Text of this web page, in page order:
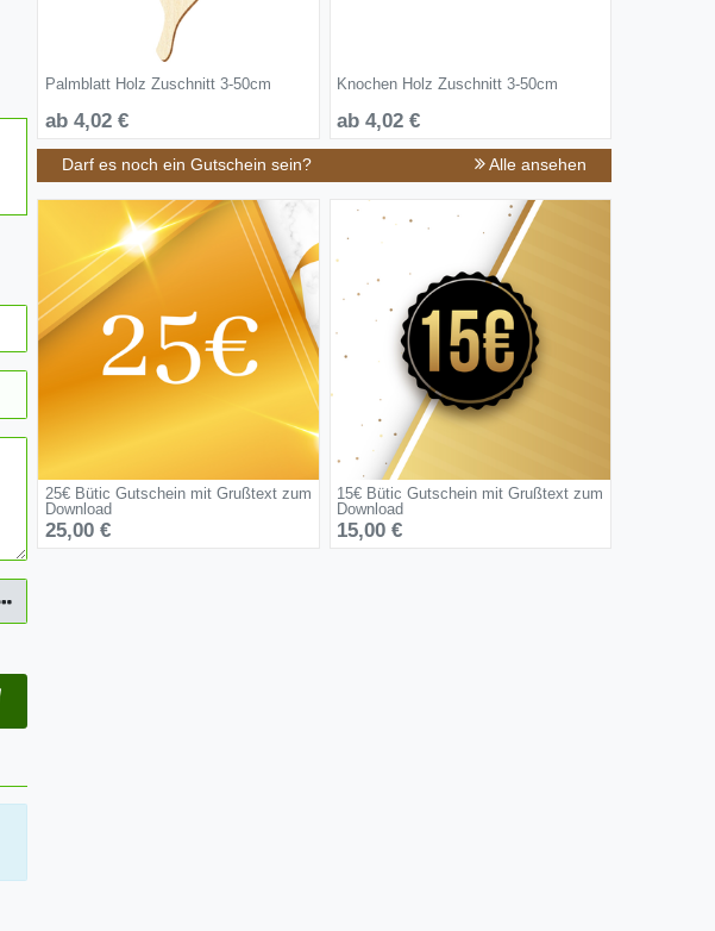
Palmblatt Holz Zuschnitt 3-50cm
ab 4,02 €
Knochen Holz Zuschnitt 3-50cm
ab 4,02 €
Darf es noch ein Gutschein sein? Alle ansehen
25€ Bütic Gutschein mit Grußtext zum
Download
25,00 €
15€ Bütic Gutschein mit Grußtext zum
Download
15,00 €